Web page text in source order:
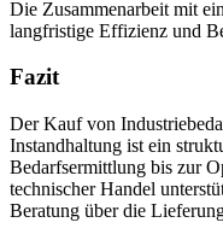
Die Zusammenarbeit mit
langfristige Effizienz und
Fazit
Der Kauf von
Instandhaltung ist ein
Bedarfsermittlung bis zur
technischer Handel
Beratung über die